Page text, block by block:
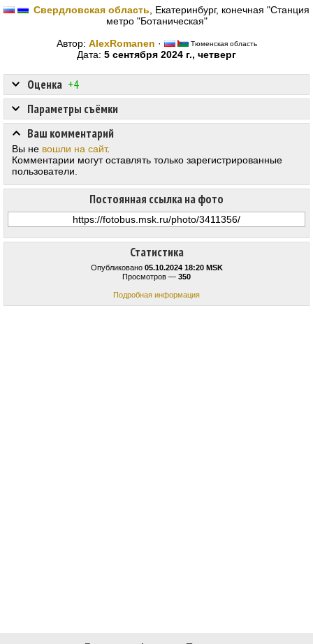
Свердловская область , Екатеринбург, конечная "Станция
метро "Ботаническая"
Автор: AlexRomanen · Тюменская область
Дата: 5 сентября 2024 г., четверг
Статистика
Опубликовано 05.10.2024 18:20 MSK
Просмотров — 350
Подробная информация
Оценка +4
Постоянная ссылка на фото
Параметры съёмки
Ваш комментарий
Вы не вошли на сайт.
Комментарии могут оставлять только зарегистрированные
пользователи.